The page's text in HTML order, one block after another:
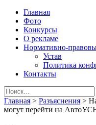
Народная трибуна
Калининская районная
Главная
Фото
Конкурсы
О рекламе
Нормативно-
Устав
Политика
Контакты
Найти:
Главная > Разъяснения >
могут перейти на